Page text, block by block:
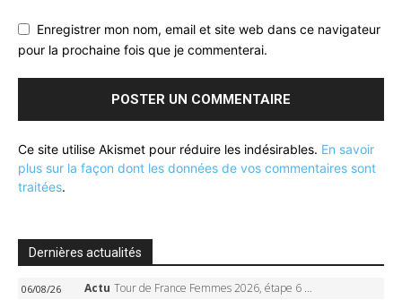
Enregistrer mon nom, email et site web dans ce navigateur
pour la prochaine fois que je commenterai.
Ce site utilise Akismet pour réduire les indésirables. En savoir
plus sur la façon dont les données de vos commentaires sont
traitées.
Dernières actualités
06/08/26 Actu Tour de France Femmes 2026, étape 6 – Kim Le Court-Pienaar gagne à Tournon, Reusser en jaune